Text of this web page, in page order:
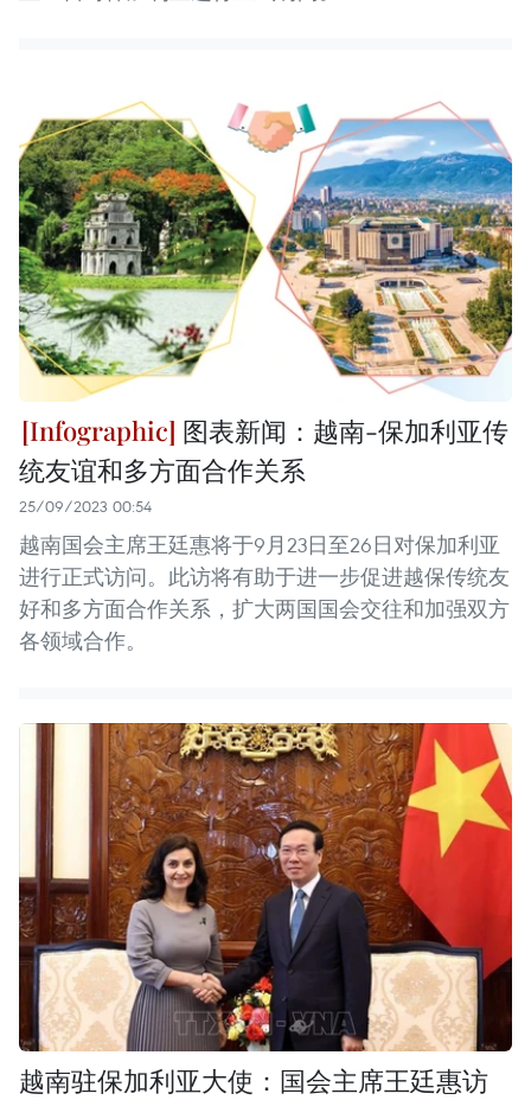
图表新闻：越南-保加利亚传
统友谊和多方面合作关系
25/09/2023 00:54
越南国会主席王廷惠将于9月23日至26日对保加利亚
进行正式访问。此访将有助于进一步促进越保传统友
好和多方面合作关系，扩大两国国会交往和加强双方
各领域合作。
越南驻保加利亚大使：国会主席王廷惠访